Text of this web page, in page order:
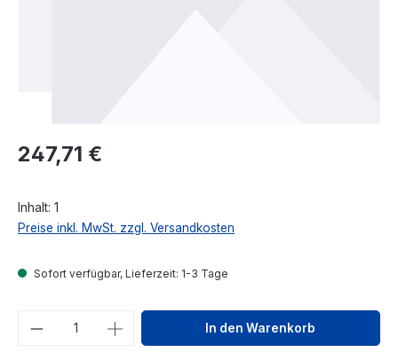
Regulärer Preis:
247,71 €
Inhalt: 1
Preise inkl. MwSt. zzgl. Versandkosten
Sofort verfügbar, Lieferzeit: 1-3 Tage
Produkt Anzahl: Gib denIn den Warenkorb